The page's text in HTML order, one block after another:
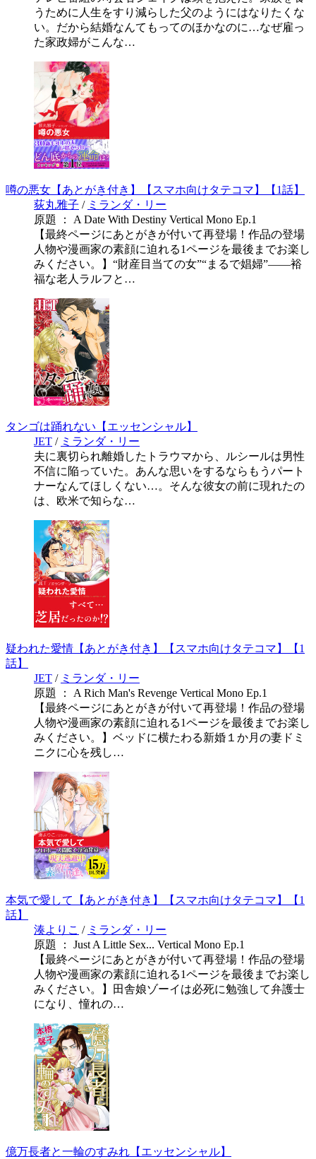
うために人生をすり減らした父のようにはなりたくな
い。だから結婚なんてもってのほかなのに…なぜ雇っ
た家政婦がこんな…
噂の悪女【あとがき付き】【スマホ向けタテコマ】【1話】
荻丸雅子 / ミランダ・リー
原題 ： A Date With Destiny Vertical Mono Ep.1
【最終ページにあとがきが付いて再登場！作品の登場
人物や漫画家の素顔に迫れる1ページを最後までお楽し
みください。】“財産目当ての女”“まるで娼婦”――裕
福な老人ラルフと…
タンゴは踊れない【エッセンシャル】
JET / ミランダ・リー
夫に裏切られ離婚したトラウマから、ルシールは男性
不信に陥っていた。あんな思いをするならもうパート
ナーなんてほしくない…。そんな彼女の前に現れたの
は、欧米で知らな…
疑われた愛情【あとがき付き】【スマホ向けタテコマ】【1
話】
JET / ミランダ・リー
原題 ： A Rich Man's Revenge Vertical Mono Ep.1
【最終ページにあとがきが付いて再登場！作品の登場
人物や漫画家の素顔に迫れる1ページを最後までお楽し
みください。】ベッドに横たわる新婚１か月の妻ドミ
ニクに心を残し…
本気で愛して【あとがき付き】【スマホ向けタテコマ】【1
話】
湊よりこ / ミランダ・リー
原題 ： Just A Little Sex... Vertical Mono Ep.1
【最終ページにあとがきが付いて再登場！作品の登場
人物や漫画家の素顔に迫れる1ページを最後までお楽し
みください。】田舎娘ゾーイは必死に勉強して弁護士
になり、憧れの…
億万長者と一輪のすみれ【エッセンシャル】